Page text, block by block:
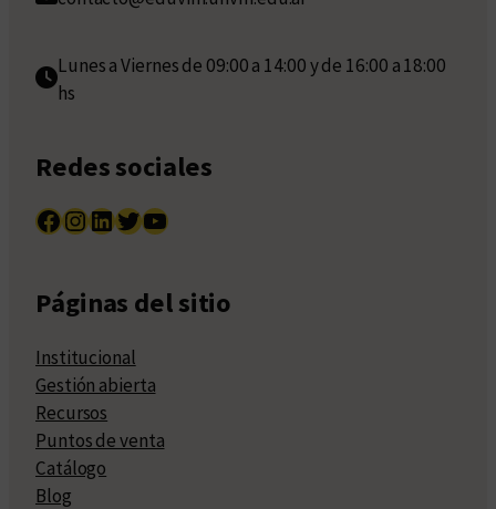
Lunes a Viernes de 09:00 a 14:00 y de 16:00 a 18:00
hs
Redes sociales
Facebook InstagramLinkedIn Twitter YouTube
Páginas del sitio
Institucional
Gestión abierta
Recursos
Puntos de venta
Catálogo
Blog